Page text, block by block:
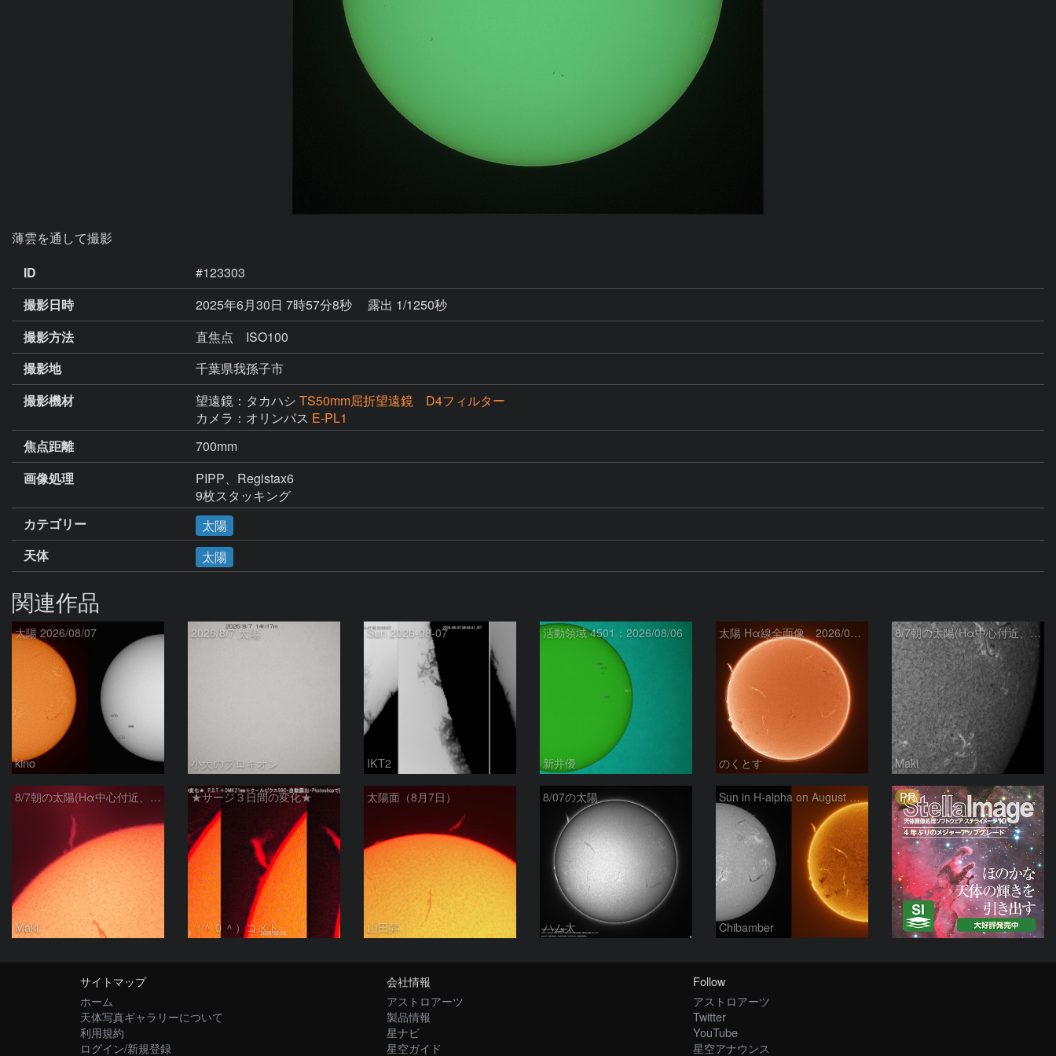
薄雲を通して撮影
ID
#123303
撮影日時
2025年6月30日 7時57分8秒
露出 1/1250秒
撮影方法
直焦点 ISO100
撮影地
千葉県我孫子市
撮影機材
望遠鏡：タカハシ TS50mm屈折望遠鏡 D4フィルター
カメラ：オリンパス E-PL1
焦点距離
700mm
画像処理
PIPP、Registax6
9枚スタッキング
カテゴリー
太陽
天体
太陽
関連作品
太陽 2026/08/07
kino
2026/8/7 太陽
小犬のプロキオン
Sun 2026-08-07
IKT2
活動領域 4501：2026/08/06
新井優
太陽 Hα線全面像 2026/08/07
のくとす
8/7朝の太陽(Hα中心付近、4498、4502付近)
Maki
8/7朝の太陽(Hα中心付近、プロミネンス)
Maki
★サージ３日間の変化★
（＾０＾）コメト
太陽面（8月7日）
山田昇
8/07の太陽
ハム太
Sun in H-alpha on August 7, 2026
Chibamber
PR
サイトマップ
ホーム
天体写真ギャラリーについて
利用規約
ログイン/新規登録
会社情報
アストロアーツ
製品情報
星ナビ
星空ガイド
Follow
アストロアーツ
Twitter
YouTube
星空アナウンス